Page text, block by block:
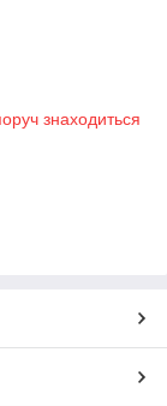
знаходиться